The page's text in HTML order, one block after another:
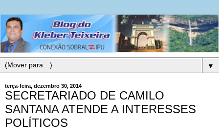
▼
terça-feira, dezembro 30, 2014
SECRETARIADO DE CAMILO
SANTANA ATENDE A INTERESSES
POLÍTICOS